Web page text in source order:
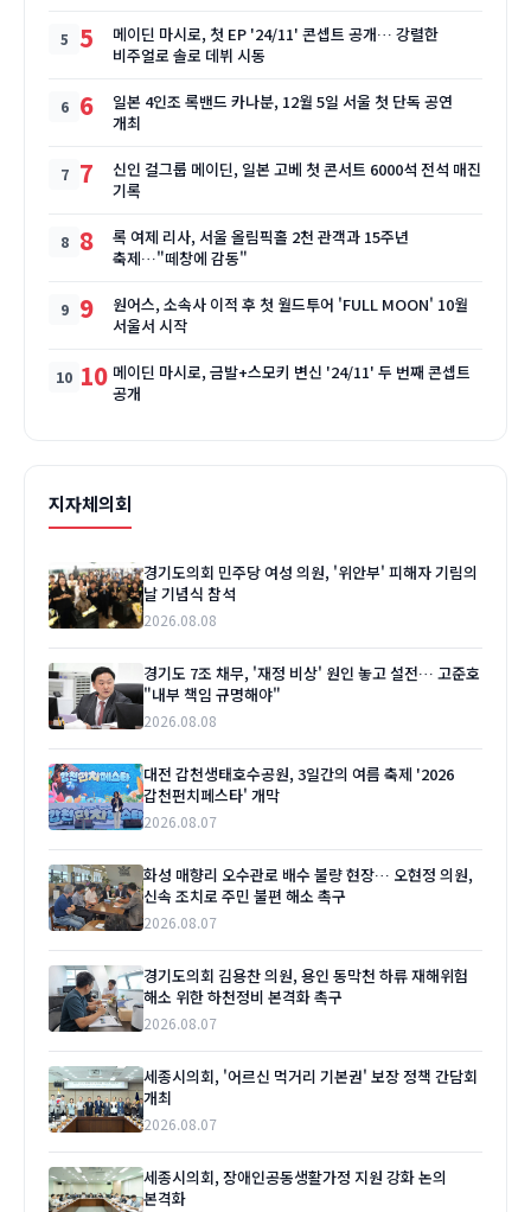
5
메이딘 마시로, 첫 EP '24/11' 콘셉트 공개… 강렬한
비주얼로 솔로 데뷔 시동
6
일본 4인조 록밴드 카나분, 12월 5일 서울 첫 단독 공연
개최
7
신인 걸그룹 메이딘, 일본 고베 첫 콘서트 6000석 전석 매진
기록
8
록 여제 리사, 서울 올림픽홀 2천 관객과 15주년
축제…"떼창에 감동"
9
원어스, 소속사 이적 후 첫 월드투어 'FULL MOON' 10월
서울서 시작
10 메이딘 마시로, 금발+스모키 변신 '24/11' 두 번째 콘셉트
공개
지자체의회
경기도의회 민주당 여성 의원, '위안부' 피해자 기림의
날 기념식 참석
2026.08.08
경기도 7조 채무, '재정 비상' 원인 놓고 설전… 고준호
"내부 책임 규명해야"
2026.08.08
대전 갑천생태호수공원, 3일간의 여름 축제 '2026
갑천펀치페스타' 개막
2026.08.07
화성 매향리 오수관로 배수 불량 현장… 오현정 의원,
신속 조치로 주민 불편 해소 촉구
2026.08.07
경기도의회 김용찬 의원, 용인 동막천 하류 재해위험
해소 위한 하천정비 본격화 촉구
2026.08.07
세종시의회, '어르신 먹거리 기본권' 보장 정책 간담회
개최
2026.08.07
세종시의회, 장애인공동생활가정 지원 강화 논의
본격화